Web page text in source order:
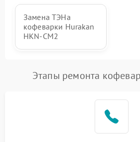
Замена ТЭНа
кофеварки Hurakan
HKN-CM2
Этапы ремонта